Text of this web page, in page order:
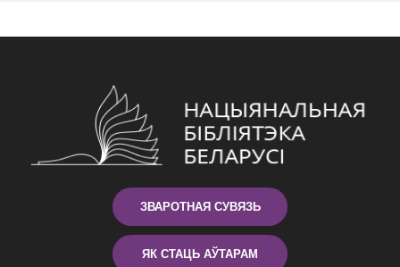
ЗВАРОТНАЯ СУВЯЗЬ
ЯК СТАЦЬ АЎТАРАМ